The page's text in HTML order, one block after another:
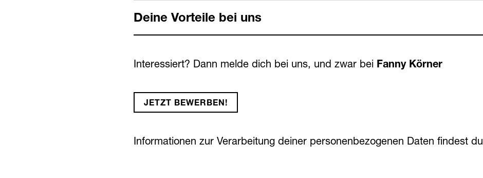
Deine Vorteile bei uns
Interessiert? Dann melde dich bei uns, und zwar bei Fanny Körner
JETZT BEWERBEN!
Informationen zur Verarbeitung deiner personenbezogenen Daten findest du